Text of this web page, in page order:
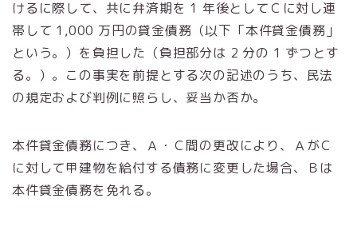
けるに際して、共に弁済期を 1 年後としてＣに対し連
帯して 1,000 万円の貸金債務（以下「本件貸金債務」
という。）を負担した（負担部分は 2 分の 1 ずつとす
る。）。この事実を前提とする次の記述のうち、民法
の規定および判例に照らし、妥当か否か。
本件貸金債務につき、Ａ・Ｃ間の更改により、ＡがＣ
に対して甲建物を給付する債務に変更した場合、Ｂは
本件貸金債務を免れる。